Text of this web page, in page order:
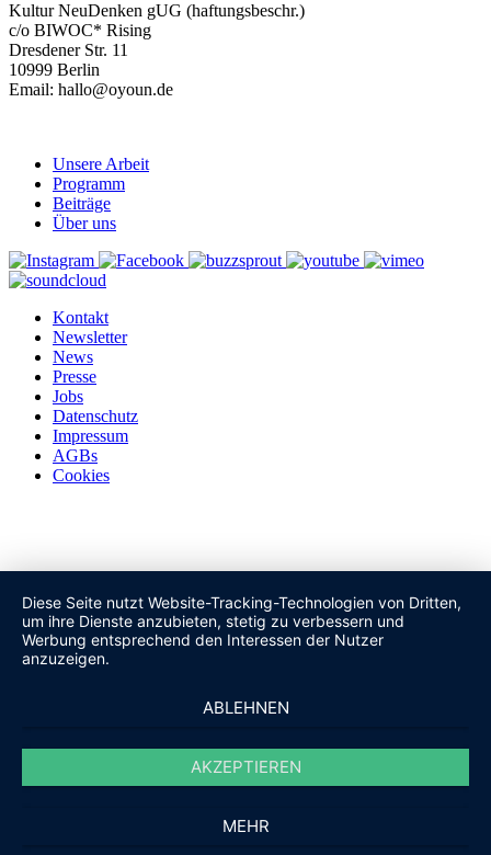
Kultur NeuDenken gUG (haftungsbeschr.)
c/o BIWOC* Rising
Dresdener Str. 11
10999 Berlin
Email: hallo@oyoun.de
Unsere Arbeit
Programm
Beiträge
Über uns
Kontakt
Newsletter
News
Presse
Jobs
Datenschutz
Impressum
AGBs
Cookies
Diese Seite nutzt Website-Tracking-Technologien von Dritten,
um ihre Dienste anzubieten, stetig zu verbessern und
Werbung entsprechend den Interessen der Nutzer
anzuzeigen.
ABLEHNEN
AKZEPTIEREN
MEHR